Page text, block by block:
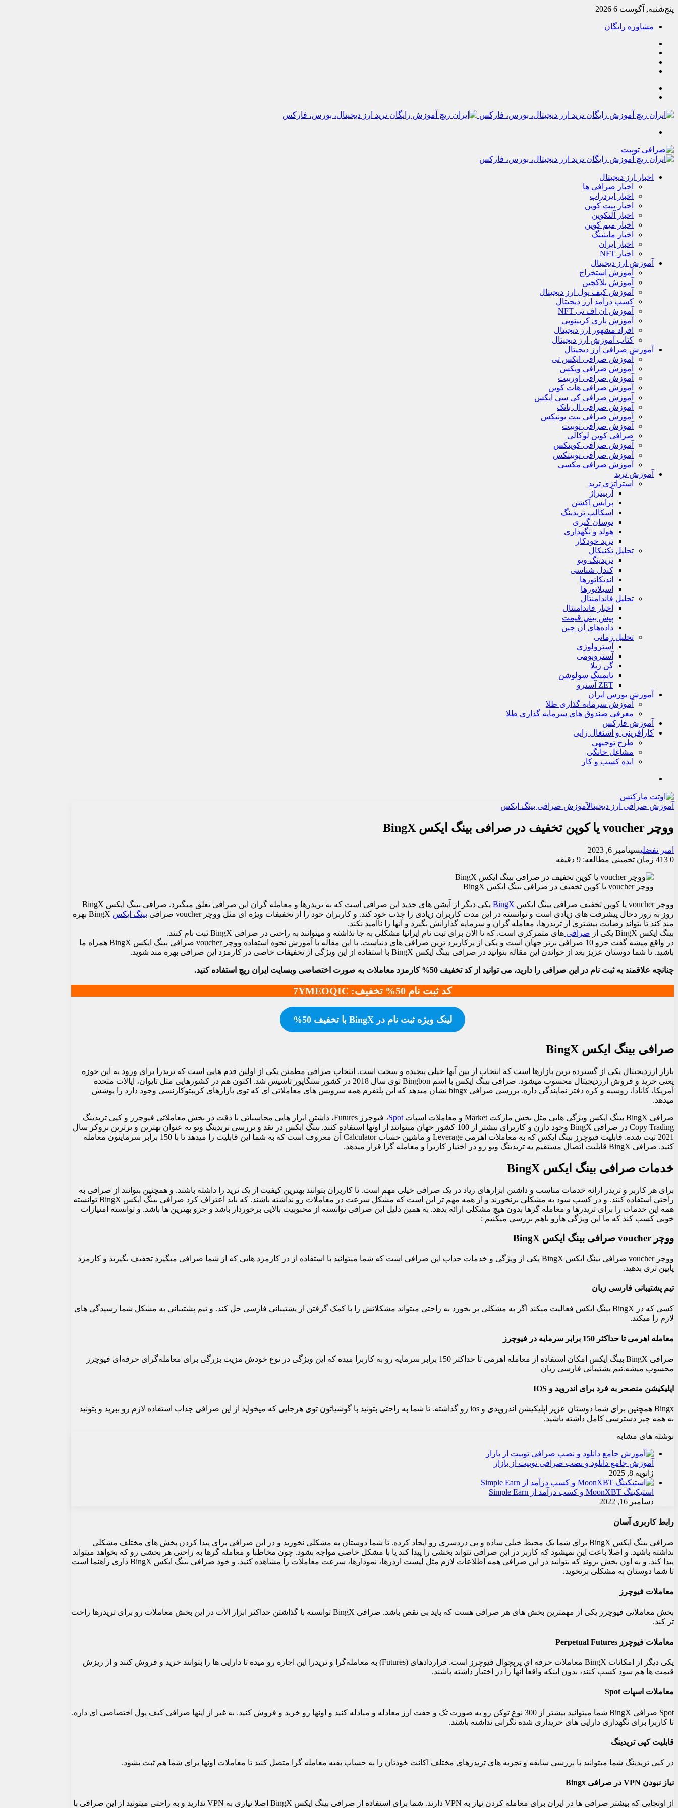
پنج‌شنبه, آگوست 6 2026
مشاوره رایگان
اخبار ارز دیجیتال
اخبار صرافی ها
اخبار ایردراپ
اخبار بیت کوین
اخبار آلتکوین
اخبار میم کوین
اخبار ماینینگ
اخبار ایران
اخبار NFT
آموزش ارز دیجیتال
آموزش استخراج
آموزش بلاکچین
آموزش کیف پول ارز دیجیتال
کسب درآمد ارز دیجیتال
آموزش ان اف تی NFT
آموزش بازی کریپتویی
افراد مشهور ارز دیجیتال
کتاب آموزش ارز دیجیتال
آموزش صرافی ارز دیجیتال
آموزش صرافی ایکس تی
آموزش صرافی ویکس
آموزش صرافی اوربیت
آموزش صرافی هات کوین
آموزش صرافی کی سی ایکس
آموزش صرافی ال بانک
آموزش صرافی بیت یونیکس
آموزش صرافی توبیت
صرافی کوین لوکالی
آموزش صرافی کوینکس
آموزش صرافی نوبیتکس
آموزش صرافی مکسی
آموزش ترید
استراتژی‌ ترید
آربیتراژ
پرایس اکشن
اسکالپ تریدینگ
نوسان گیری
هولد و نگهداری
ترید خودکار
تحلیل تکنیکال
تریدینگ ویو
کندل شناسی
اندیکاتورها
اسیلاتورها
تحلیل فاندامنتال
اخبار فاندامنتال
پیش بینی قیمت
داده‌های آن چین
تحلیل زمانی
آسترولوژی
آسترونومی
گن زیلا
تايمينگ سولوشن
ZET آسترو
آموزش بورس ایران
آموزش سرمایه گذاری طلا
معرفی صندوق های سرمایه گذاری طلا
آموزش فارکس
کارآفرینی و اشتغال زایی
طرح توجیهی
مشاغل خانگی
ایده کسب و کار
آموزش صرافی ارز دیجیتالآموزش صرافی بینگ ایکس
ووچر voucher یا کوپن تخفیف در صرافی بینگ ایکس BingX
امیر تفضلیسپتامبر 6, 2023
0
زمان تخمینی مطالعه: 9 دقیقه
ووچر voucher یا کوپن تخفیف در صرافی بینگ ایکس BingX
ووچر voucher یا کوپن تخفیف صرافی بینگ ایکس BingX
یکی دیگر از آپشن های جدید این صرافی است که به تریدرها و معامله گران این صرافی تعلق میگیرد. صرافی بینگ ایکس BingX
روز به روز دحال پیشرفت های زیادی است و توانسته در این مدت کاربران زیادی را جذب خود کند. و کاربران خود را از تخفیفات ویژه ای مثل ووچر voucher صرافی
بینگ ایکس
BingX بهره
مند کند تا بتواند رضایت بیشتری از تریدرها، معامله گران و سرمایه گذارانش بگیرد و آنها را ناامید نکند.
بینگ ایکس BingX یکی از
صرافی های متمرکزی است. که تا الان برای ثبت نام ایرانیا مشکلی به جا نذاشته و میتوانند به راحتی در صرافی BingX ثبت نام کنند.
در واقع میشه گفت جزو 10 صرافی برتر جهان است و یکی از پرکاربرد ترین صرافی های دنیاست. با این مقاله با آموزش نحوه استفاده ووچر voucher صرافی بینگ ایکس BingX همراه ما
باشید. تا شما دوستان عزیز بعد از خواندن این مقاله بتوانید در صرافی بینگ ایکس BingX با استفاده از این ویژگی از تخفیفات خاصی در کارمزد این صرافی بهره مند شوید.
چنانچه علاقمند به ثبت نام در این صرافی را دارید، می توانید از کد تخفیف 50% کارمزد معاملات به صورت اختصاصی وبسایت ایران ریچ استفاده کنید.
کد ثبت نام 50% تخفیف: 7YMEOQIC
لینک ویژه ثبت نام در BingX با تخفیف 50%
صرافی بینگ ایکس BingX
بازار ارزدیجیتال یکی از گسترده ترین بازارها است که انتخاب از بین آنها خیلی پیچیده و سخت است. انتخاب صرافی مطمئن یکی از اولین قدم هایی است که تریدرا برای ورود به این حوزه
یعنی خرید و فروش ارزدیجیتال محسوب میشود. صرافی بینگ ایکس با اسم Bingbon توی سال 2018 در کشور سنگاپور تاسیس شد. اکنون هم در کشورهایی مثل تایوان، ایالات متحده
آمریکا، کانادا، روسیه و کره دفتر نمایندگی داره. بررسی صرافی bingx نشان میدهد که این پلتفرم همه سرویس‌ های معاملاتی ای که توی بازارهای کریپتوکارنسی وجود دارد را پوشش
میدهد.
صرافی BingX بینگ ایکس ویژگی هایی مثل بخش مارکت Market و معاملات اسپات Spot
، فیوچرز Futures، داشتن ابزار هایی محاسباتی با دقت در بخش معاملاتی فیوچرز و کپی تریدینگ
Copy Trading در صرافی BingX وجود دارن و کاربرای بیشتر از 100 کشور جهان میتوانند از اونها استفاده کنند. بینگ ایکس در نقد و بررسی تریدینگ ویو به عنوان بهترین و برترین بروکر سال
2021 ثبت شده. قابلیت فیوچرز بینگ ایکس که به معاملات اهرمی Leverage و ماشین حساب Calculator آن معروف است که به شما این قابلیت را میدهد تا با 150 برابر سرمایتون معامله
کنید. صرافی BingX قابلیت اتصال مستقیم به تریدینگ ویو رو در اختیار کاربرا و معامله گرا قرار میدهد.
خدمات صرافی بینگ ایکس BingX
برای هر کاربر و تریدر ارائه خدمات مناسب و داشتن ابزارهای زیاد در یک صرافی خیلی مهم است. تا کاربران بتوانند بهترین کیفیت از یک ترید را داشته باشند. و همچنین بتوانند از صرافی به
راحتی استفاده کنند. و در کسب سود به مشکلی برنخورند و از همه مهم تر این است که مشکل سرعت در معاملات رو نداشته باشند. که باید اعتراف کرد صرافی بینگ ایکس BingX توانسته
همه این خدمات را برای تریدرها و معامله گرها بدون هیچ مشکلی ارائه بدهد. به همین دلیل این صرافی توانسته از محبوبیت بالایی برخوردار باشد و جزو بهترین ها باشد. و توانسته امتیازات
خوبی کسب کند که ما این ویژگی هارو باهم بررسی میکنیم :
ووچر voucher صرافی بینگ ایکس BingX
ووچر voucher صرافی بینگ ایکس BingX یکی از ویژگی و خدمات جذاب این صرافی است که شما میتوانید با استفاده از در کارمزد هایی که از شما صرافی میگیرد تخفیف بگیرید و کارمزد
پایین تری بدهید.
تیم پشتیبانی فارسی زبان
کسی که در BingX بینگ ایکس فعالیت میکند اگر به مشکلی بر بخورد به راحتی میتواند مشکلاتش را با کمک گرفتن از پشتیبانی فارسی حل کند. و تیم پشتیبانی به مشکل شما رسیدگی های
لازم را میکند.
معامله اهرمی تا حداکثر 150 برابر سرمایه در فیوچرز
صرافی BingX بینگ ایکس امکان استفاده از معامله اهرمی تا حداکثر 150 برابر سرمایه رو به کاربرا میده که این ویژگی در نوع خودش مزیت بزرگی برای معامله‌گرای حرفه‌ای فیوچرز
محسوب میشه.تیم پشتیبانی فارسی زبان
اپلیکیشن منصحر به فرد برای اندروید و IOS
Bingx همچنین برای شما دوستان عزیز اپلیکیشن اندرویدی و ios رو گذاشته. تا شما به راحتی بتونید با گوشیاتون توی هرجایی که میخواید از این صرافی جذاب استفاده لازم رو ببرید و بتونید
به همه چیز دسترسی کامل داشته باشید.
نوشته های مشابه
آموزش جامع دانلود و نصب صرافی توبیت از بازار
ژانویه 8, 2025
استیکینگ MoonXBT و کسب درآمد از Simple Earn
دسامبر 16, 2022
رابط کاربری آسان
صرافی بینگ ایکس BingX برای شما یک محیط خیلی ساده و بی دردسری رو ایجاد کرده. تا شما دوستان به مشکلی نخورید و در این صرافی برای پیدا کردن بخش های مختلف مشکلی
نداشته باشید. و اصلا باعث این نمیشود که کاربر در این صرافی نتواند بخشی را پیدا کند یا با مشکل خاصی مواجه بشود. چون مخاطبا و معامله گرها به راحتی هر بخشی رو که بخواهد میتواند
پیدا کند. و به اون بخش بروند که بتوانید در این صرافی همه‌ اطلاعات لازم مثل لیست اردرها، نمودارها، سرعت معاملات را مشاهده کنید. و خود صرافی بینگ ایکس BingX داری راهنما است
تا شما دوستان به مشکلی برنخوید.
معاملات فیوچرز
بخش معاملاتی فیوچرز یکی از مهمترین بخش های هر صرافی هست که باید بی نقص باشد. صرافی BingX توانسته با گذاشتن حداکثر ابزار الات در این بخش معاملات رو برای تریدرها راحت
تر کند.
معاملات فیوچرز Perpetual Futures
یکی دیگر از امکانات BingX معاملات حرفه ای پرپچوال فیوچرز است. قراردادهای (Futures) به معامله‌گرا و تریدرا این اجازه رو میده تا دارایی‌ ها را بتوانند خرید و فروش کنند و از ریزش
قیمت‌ ها هم سود کسب کنند، بدون اینکه واقعاً انها را در اختیار داشته باشند.
معاملات اسپات Spot
Spot صرافی BingX شما میتوانید بیشتر از 300 نوع توکن رو به صورت تک و جفت ارز معادله و مبادله کنید و اونها رو خرید و فروش کنید. به غیر از اینها صرافی کیف پول اختصاصی ای داره.
تا کاربرا برای نگهداری دارایی‌ های خریداری شده نگرانی نداشته باشند.
قابلیت کپی تریدینگ
در کپی تریدینگ شما میتوانید با بررسی سابقه و تجربه های تریدرهای مختلف اکانت خودتان را به حساب بقیه معامله‌ گرا متصل کنید تا معاملات اونها برای شما هم ثبت بشود.
نیاز نبودن VPN در صرافی Bingx
از اونجایی که بیشتر صرافی ها در ایران برای معامله کردن نیاز به VPN دارند. شما برای استفاده از صرافی بینگ ایکس BingX اصلا نیازی به VPN ندارید و به راحتی میتونید از این صرافی با